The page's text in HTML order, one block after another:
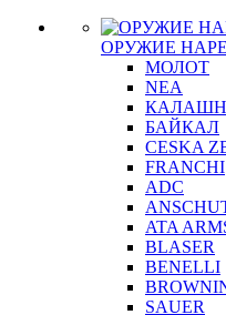
ОРУЖИЕ
МОЛОТ
NEA
БАЙКАЛ
CESKA
FRANCHI
ADC
ATA
BLASER
BENELLI
SAUER